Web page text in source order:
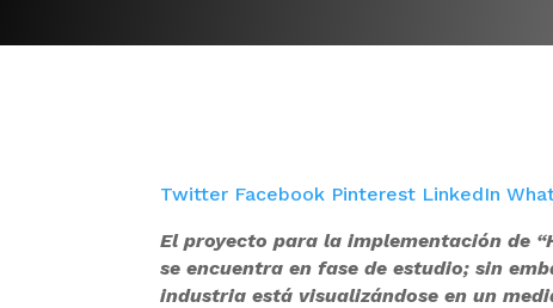
Twitter Facebook Pinterest LinkedIn
El proyecto para la implementación de
se encuentra en fase de estudio; sin
industria está visualizándose en un